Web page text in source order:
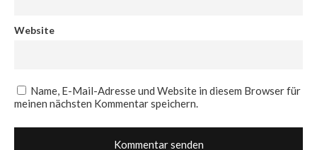
Website
Name, E-Mail-Adresse und Website in diesem Browser für
meinen nächsten Kommentar speichern.